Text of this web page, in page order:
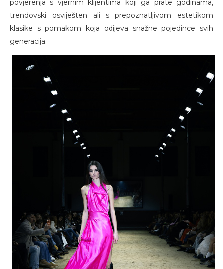
povjerenja s vjernim klijentima koji ga prate godinama,
trendovski osviješten ali s prepoznatljivom estetikom
klasike s pomakom koja odijeva snažne pojedince svih
generacija.